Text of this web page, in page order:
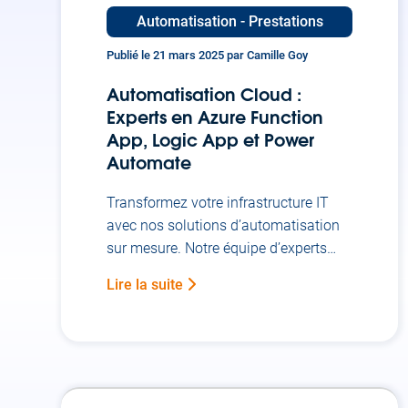
Automatisation - Prestations
Publié le 21 mars 2025 par Camille Goy
Automatisation Cloud :
Experts en Azure Function
App, Logic App et Power
Automate
Transformez votre infrastructure IT
avec nos solutions d’automatisation
sur mesure. Notre équipe d’experts
conception, l’implémentation et la
L’automatisation des processus métier
Lire la suite